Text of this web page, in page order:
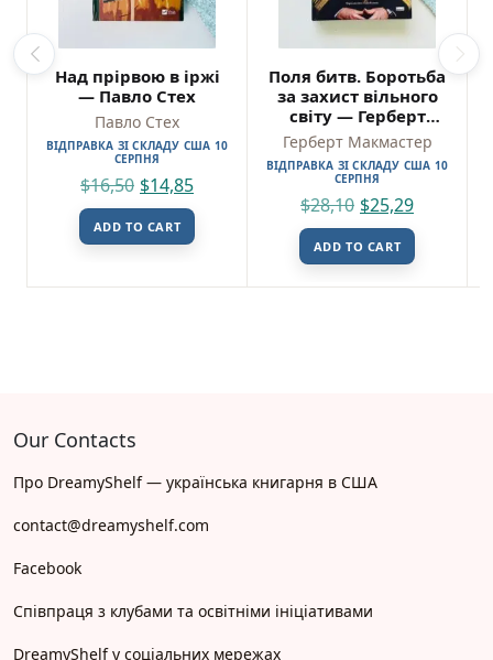
Над прірвою в іржі
— Павло Стех
Павло Стех
ВІДПРАВКА ЗІ СКЛАДУ США 10
СЕРПНЯ
$16,50 $14,85
ADD TO CART
Поля битв. Боротьба
за захист вільного
світу — Герберт
Макмастер
Герберт Макмастер
ВІДПРАВКА ЗІ СКЛАДУ США 10
СЕРПНЯ
$28,10 $25,29
ADD TO CART
Our Contacts
Про DreamyShelf — українська книгарня в США
contact@dreamyshelf.com
Facebook
Співпраця з клубами та освітніми ініціативами
DreamyShelf у соціальних мережах